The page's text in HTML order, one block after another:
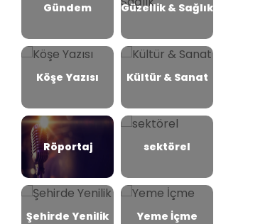
Gündem Güzellik & Sağlık
Köşe Yazısı Kültür & Sanat
Röportaj sektörel
Şehirde Yenilik Yeme İçme